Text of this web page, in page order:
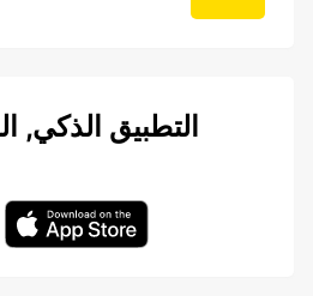
التطبيق الذكي,